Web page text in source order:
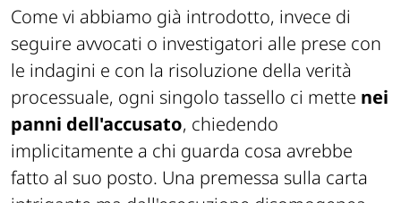
Come vi abbiamo già introdotto, invece di
seguire avvocati o investigatori alle prese con
le indagini e con la risoluzione della verità
processuale, ogni singolo tassello ci mette nei
panni dell'accusato, chiedendo
implicitamente a chi guarda cosa avrebbe
fatto al suo posto. Una premessa sulla carta